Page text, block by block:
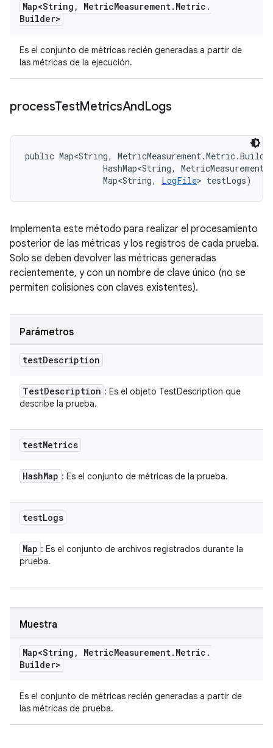
Map<String , MetricMeasurement. Metric .
Builder>
Es el conjunto de métricas recién generadas a partir de
las métricas de la ejecución.
processTestMetricsAndLogs
public Map<String,
HashMap<String,
                Map<String,
LogFile> testLogs)
Implementa este método para realizar el procesamiento
posterior de las métricas y los registros de cada prueba.
Solo se deben devolver las métricas generadas
recientemente, y con un nombre de clave único (no se
permiten colisiones con claves existentes).
Parámetros
testDescription
TestDescription : Es el objeto TestDescription que
describe la prueba.
testMetrics
HashMap : Es el conjunto de métricas de la prueba.
testLogs
Map : Es el conjunto de archivos registrados durante la
prueba.
Muestra
Map<String , MetricMeasurement. Metric .
Builder>
Es el conjunto de métricas recién generadas a partir de
las métricas de prueba.